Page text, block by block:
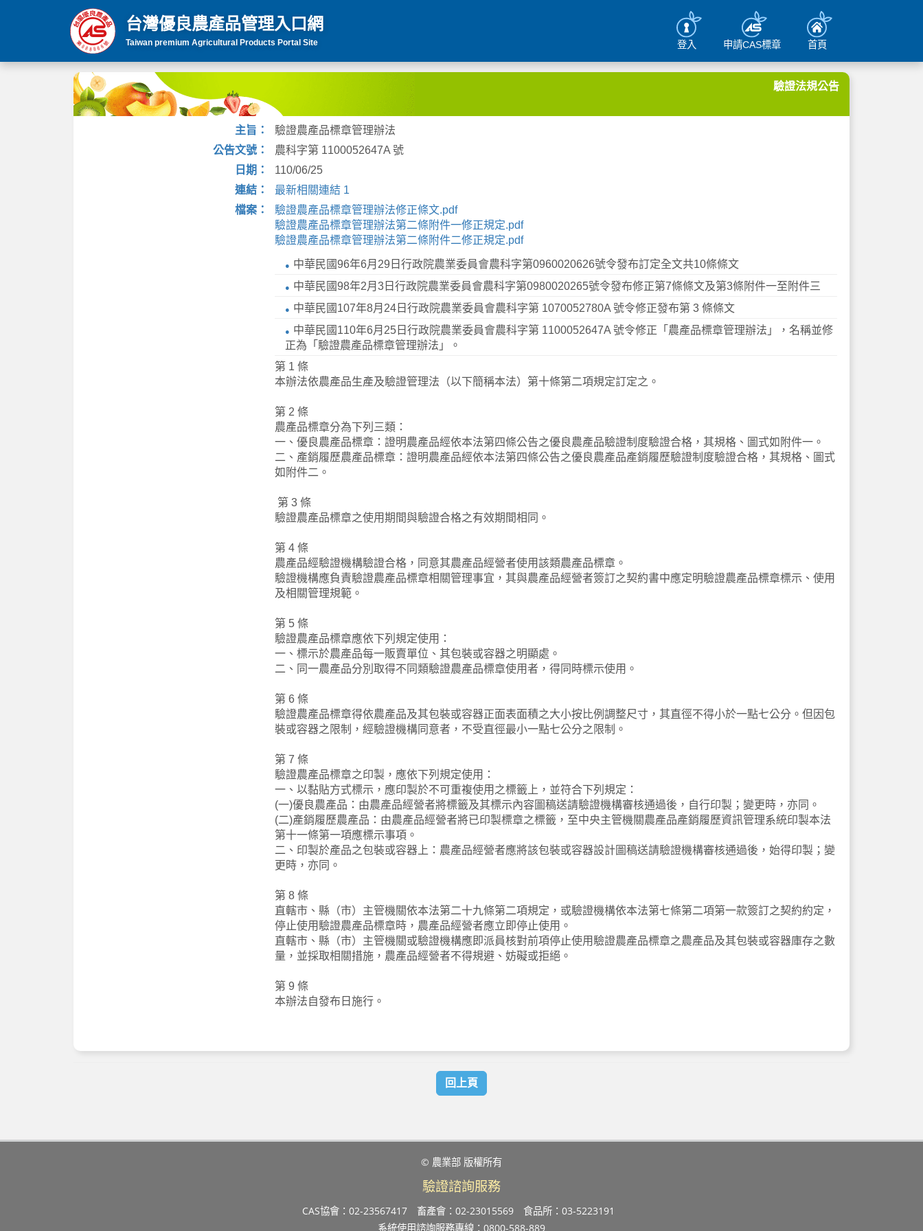
台灣優良農產品管理入口網
Taiwan premium Agricultural Products Portal Site 登入 申請CAS標章 首頁
驗證法規公告
主旨：
驗證農產品標章管理辦法
公告文號：
農科字第 1100052647A 號
日期：
110/06/25
連結：
最新相關連結 1
檔案：
驗證農產品標章管理辦法修正條文.pdf
驗證農產品標章管理辦法第二條附件一修正規定.pdf
驗證農產品標章管理辦法第二條附件二修正規定.pdf
中華民國96年6月29日行政院農業委員會農科字第0960020626號令發布訂定全文共10條條文
中華民國98年2月3日行政院農業委員會農科字第0980020265號令發布修正第7條條文及第3條附件一至附件三
中華民國107年8月24日行政院農業委員會農科字第 1070052780A 號令修正發布第 3 條條文
中華民國110年6月25日行政院農業委員會農科字第 1100052647A 號令修正「農產品標章管理辦法」，名稱並修
正為「驗證農產品標章管理辦法」。
第 1 條
本辦法依農產品生產及驗證管理法（以下簡稱本法）第十條第二項規定訂定之。
第 2 條
農產品標章分為下列三類：
一、優良農產品標章：證明農產品經依本法第四條公告之優良農產品驗證制度驗證合格，其規格、圖式如附件一。
二、產銷履歷農產品標章：證明農產品經依本法第四條公告之優良農產品產銷履歷驗證制度驗證合格，其規格、圖式
如附件二。
第 3 條
驗證農產品標章之使用期間與驗證合格之有效期間相同。
第 4 條
農產品經驗證機構驗證合格，同意其農產品經營者使用該類農產品標章。
驗證機構應負責驗證農產品標章相關管理事宜，其與農產品經營者簽訂之契約書中應定明驗證農產品標章標示、使用
及相關管理規範。
第 5 條
驗證農產品標章應依下列規定使用：
一、標示於農產品每一販賣單位、其包裝或容器之明顯處。
二、同一農產品分別取得不同類驗證農產品標章使用者，得同時標示使用。
第 6 條
驗證農產品標章得依農產品及其包裝或容器正面表面積之大小按比例調整尺寸，其直徑不得小於一點七公分。但因包
裝或容器之限制，經驗證機構同意者，不受直徑最小一點七公分之限制。
第 7 條
驗證農產品標章之印製，應依下列規定使用：
一、以黏貼方式標示，應印製於不可重複使用之標籤上，並符合下列規定：
(一)優良農產品：由農產品經營者將標籤及其標示內容圖稿送請驗證機構審核通過後，自行印製；變更時，亦同。
(二)產銷履歷農產品：由農產品經營者將已印製標章之標籤，至中央主管機關農產品產銷履歷資訊管理系統印製本法
第十一條第一項應標示事項。
二、印製於產品之包裝或容器上：農產品經營者應將該包裝或容器設計圖稿送請驗證機構審核通過後，始得印製；變
更時，亦同。
第 8 條
直轄市、縣（市）主管機關依本法第二十九條第二項規定，或驗證機構依本法第七條第二項第一款簽訂之契約約定，
停止使用驗證農產品標章時，農產品經營者應立即停止使用。
直轄市、縣（市）主管機關或驗證機構應即派員核對前項停止使用驗證農產品標章之農產品及其包裝或容器庫存之數
量，並採取相關措施，農產品經營者不得規避、妨礙或拒絕。
第 9 條
本辦法自發布日施行。
回上頁
© 農業部 版權所有
驗證諮詢服務
CAS協會：02-23567417 畜產會：02-23015569
食品所：03-5223191
系統使用諮詢服務專線：0800-588-889